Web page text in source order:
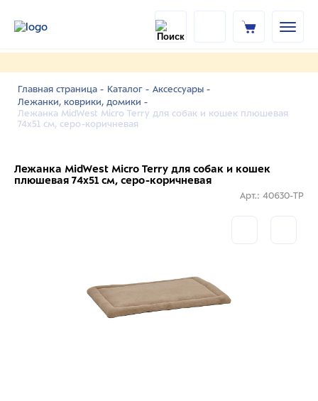
Главная страница - Каталог - Аксессуары -
Лежанки, коврики, домики -
Лежанка MidWest Micro Terry для собак и кошек плюшевая
74х51 см, серо-коричневая
Лежанка MidWest Micro Terry для собак и кошек
плюшевая 74х51 см, серо-коричневая
Арт.: 40630-TP